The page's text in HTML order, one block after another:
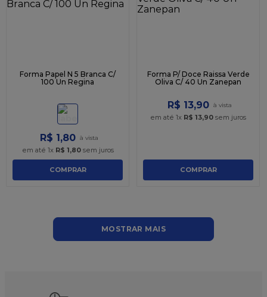
Forma Papel N 5 Branca C/
100 Un Regina
R$ 1,80
em até 1x R$ 1,80sem juros
COMPRAR
Forma P/ Doce Raissa Verde
Oliva C/ 40 Un Zanepan
R$ 13,90
em até 1x R$ 13,90 sem juros
COMPRAR
MOSTRAR MAIS